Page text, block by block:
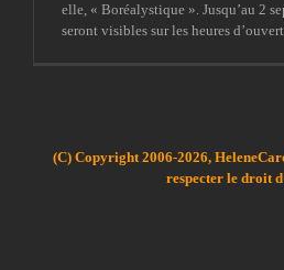
elle, « Boréalystique ». Jusqu’au 2
seront visibles sur les heures
(C) Copyright 2006-2026,
respecter le droit